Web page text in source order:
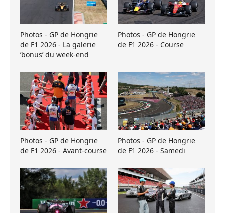
Photos - GP de Hongrie
de F1 2026 - La galerie
’bonus’ du week-end
Photos - GP de Hongrie
de F1 2026 - Course
Photos - GP de Hongrie
de F1 2026 - Avant-course
Photos - GP de Hongrie
de F1 2026 - Samedi